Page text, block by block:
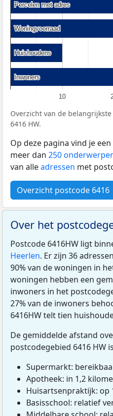
10
Percelen met adres
Percelen met adres
Woningvoorraad
Woningvoorraad
Huishoudens
Huishoudens
Inwoners
Inwoners
Overzicht van de
6416 HW.
Op deze pagina vind je een
meer dan 250
van alleadressen met
Overzicht postcode 6416
Over het
Postcode 6416HW ligt
Heerlen. Er zijn 36
90% van de woningen in
woningen hebben een
inwoners in het
27% van de inwoners
6416HW telt tien
De gemiddelde afstand
postcodegebied 6416 HW
Supermarkt:
Apotheek: in 1,2
Huisartsenpraktijk: op
Basisschool: relatief